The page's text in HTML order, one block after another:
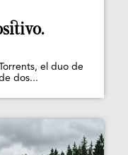
el duo de
dos...